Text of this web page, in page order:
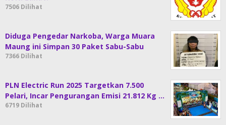
7506 Dilihat
Diduga Pengedar Narkoba, Warga Muara
Maung ini Simpan 30 Paket Sabu-Sabu
7366 Dilihat
PLN Electric Run 2025 Targetkan 7.500
Pelari, Incar Pengurangan Emisi 21.812 Kg …
6719 Dilihat